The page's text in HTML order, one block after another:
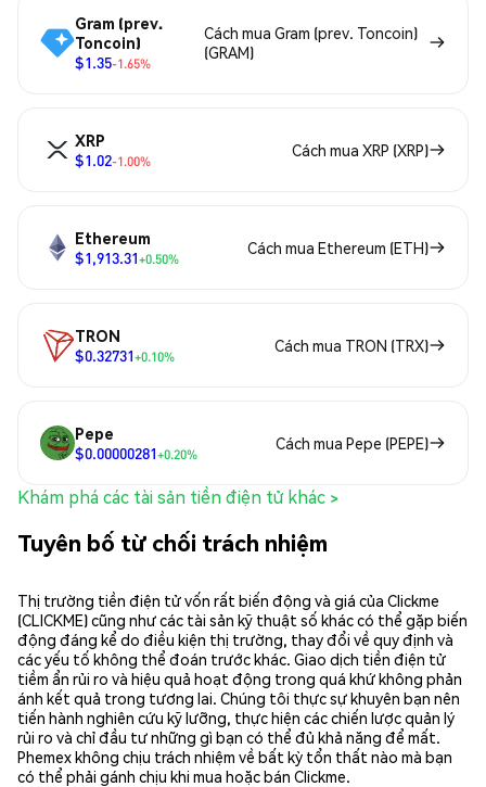
Gram (prev.
Toncoin)
$1.35-1.65%
Cách mua Gram (prev. Toncoin)
(GRAM)
XRP
$1.02-1.00%
Cách mua XRP (XRP)
Ethereum
$1,913.31+0.50%
Cách mua Ethereum (ETH)
TRON
$0.32731+0.10%
Cách mua TRON (TRX)
Pepe
$0.00000281+0.20%
Cách mua Pepe (PEPE)
Khám phá các tài sản tiền điện tử khác >
Tuyên bố từ chối trách nhiệm
Thị trường tiền điện tử vốn rất biến động và giá của Clickme
(CLICKME) cũng như các tài sản kỹ thuật số khác có thể gặp biến
động đáng kể do điều kiện thị trường, thay đổi về quy định và
các yếu tố không thể đoán trước khác. Giao dịch tiền điện tử
tiềm ẩn rủi ro và hiệu quả hoạt động trong quá khứ không phản
ánh kết quả trong tương lai. Chúng tôi thực sự khuyên bạn nên
tiến hành nghiên cứu kỹ lưỡng, thực hiện các chiến lược quản lý
rủi ro và chỉ đầu tư những gì bạn có thể đủ khả năng để mất.
Phemex không chịu trách nhiệm về bất kỳ tổn thất nào mà bạn
có thể phải gánh chịu khi mua hoặc bán Clickme.